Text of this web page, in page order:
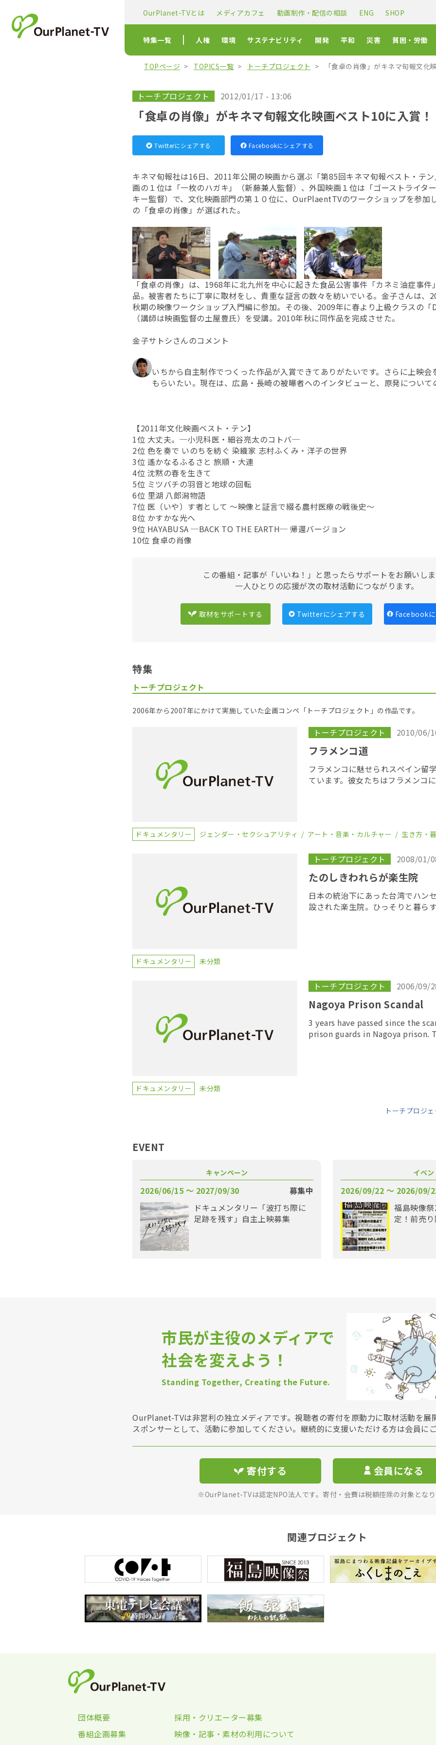
OurPlanet-TVとは メディアカフェ 動画制作・配信の相談 ENG SHOP
特集一覧 人権 環境 サステナビリティ 開発 平和 災害 貧困・労働
TOPページ TOPICS一覧 トーチプロジェクト 「食卓の肖像」がキネマ旬報文化
トーチプロジェクト 2012/01/17 - 13:06
「食卓の肖像」がキネマ旬報文化映画ベスト10に入賞！
Twitterにシェアする Facebookにシェアする
キネマ旬報社は16日、2011年公開の映画から選ぶ「第85回キネマ旬報ベスト・テ
画の１位は「一枚のハガキ」（新藤兼人監督）、外国映画１位は「ゴーストライタ
キー監督）で、文化映画部門の第１０位に、OurPlaentTVのワークショップを参加
の「食卓の肖像」が選ばれた。
「食卓の肖像」は、1968年に北九州を中心に起きた食品公害事件「カネミ油症事
品。被害者たちに丁寧に取材をし、貴重な証言の数々を紡いでいる。金子さんは、
秋期の映像ワークショップ入門編に参加。その後、2009年に春より上級クラスの「
（講師は映画監督の土屋豊氏）を受講。2010年秋に同作品を完成させた。
金子サトシさんのコメント
いちから自主制作でつくった作品が入賞できてありがたいです。さらに上映会
もらいたい。現在は、広島・長崎の被曝者へのインタビューと、原発について
【2011年文化映画ベスト・テン】
1位 大丈夫。─小児科医・細谷亮太のコトバ─
2位 色を奏で いのちを紡ぐ 染織家 志村ふくみ・洋子の世界
3位 遙かなるふるさと 旅順・大連
4位 沈黙の春を生きて
5位 ミツバチの羽音と地球の回転
6位 里湖 八郎潟物語
7位 医（いや）す者として ～映像と証言で綴る農村医療の戦後史～
8位 かすかな光へ
9位 HAYABUSA ─BACK TO THE EARTH─ 帰還バージョン
10位 食卓の肖像
この番組・記事が「いいね！」と思ったらサポートをお願いしま
一人ひとりの応援が次の取材活動につながります。
取材をサポートする Twitterにシェアする Facebook
特集
トーチプロジェクト
2006年から2007年にかけて実施していた企画コンペ「トーチプロジェクト」の作品です。
トーチプロジェクト 2010/06/
フラメンコ道
フラメンコに魅せられスペイン留
ています。彼女たちはフラメンコ
ドキュメンタリー ジェンダー・セクシュアリティ アート・音楽・カルチャー 生き方・
トーチプロジェクト 2008/01/
たのしきわれらが楽生院
日本の統治下にあった台湾でハン
設された楽生院。ひっそりと暮ら
ドキュメンタリー 未分類
トーチプロジェクト 2006/09/
Nagoya Prison Scandal
3 years have passed since the
prison guards in Nagoya prison.
ドキュメンタリー 未分類
トーチプロジ
EVENT
キャンペーン
2026/06/15 〜 2027/09/30
募集中
ドキュメンタリー「波打ち際に
足跡を残す」自主上映募集
イベン
2026/09/22 〜 2026/09/
福島映像
定！前売
市民が主役のメディアで
社会を変えよう！
Standing Together, Creating the Future.
OurPlanet-TVは非営利の独立メディアです。視聴者の寄付を原動力に取材活動を展
スポンサーとして、活動に参加してください。継続的に支援いただける方は会員に
寄付する 会員になる
※OurPlanet-TVは認定NPO法人です。寄付・会費は税額控除の対象となり
関連プロジェクト
団体概要
採用・クリエーター募集
番組企画募集
映像・記事・素材の利用について